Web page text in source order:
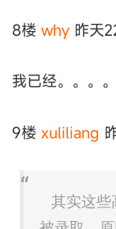
8楼 why 昨天
我已经。。。
9楼 xuliliang
其实这些